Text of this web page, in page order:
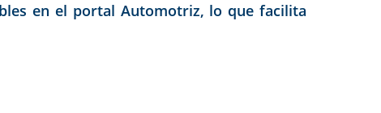
en el portal Automotriz, lo que facilita